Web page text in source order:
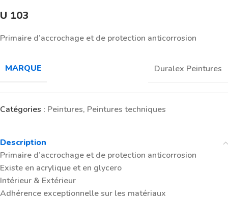
U 103
Primaire d’accrochage et de protection anticorrosion
MARQUE Duralex Peintures
Catégories : Peintures, Peintures techniques
Description
Primaire d’accrochage et de protection anticorrosion
Existe en acrylique et en glycero
Intérieur & Extérieur
Adhérence exceptionnelle sur les matériaux